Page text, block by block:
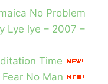
No Problem
Lye lye – 2007 –
Time
No Man